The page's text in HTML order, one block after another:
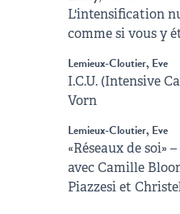
L'intensification
comme si vous y
Lemieux-Cloutier, Eve
I.C.U. (Intensive
Vorn
Lemieux-Cloutier, Eve
«Réseaux de soi»
avec Camille
Piazzesi et